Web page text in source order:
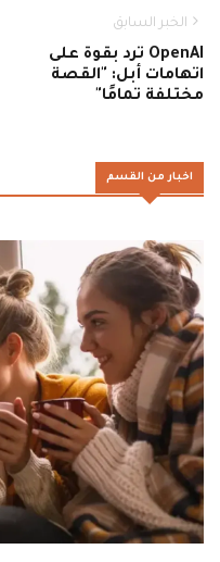
الخبر السابق
OpenAI ترد بقوة على
اتهامات أبل: "القصة
مختلفة تمامًا"
اخبار من القسم